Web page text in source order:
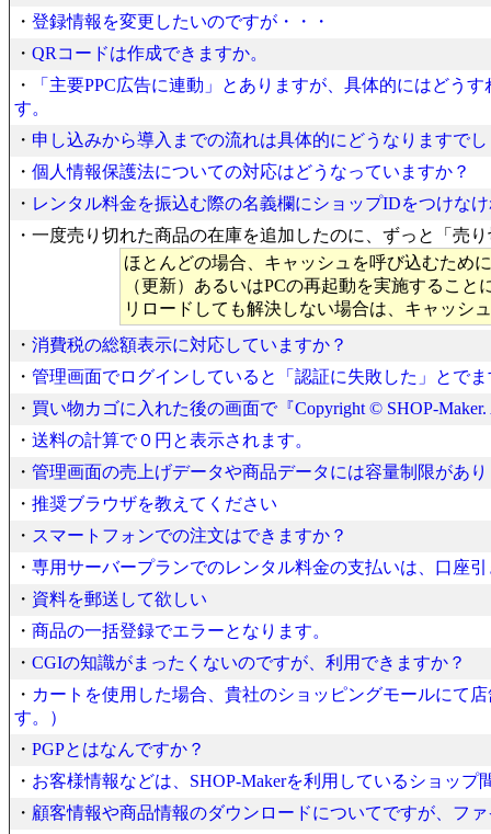
・ 登録情報を変更したいのですが・・・
・ QRコードは作成できますか。
・
「主要PPC広告に連動」とありますが、具体的にはどう
す。
・ 申し込みから導入までの流れは具体的にどうなりますで
・ 個人情報保護法についての対応はどうなっていますか？
・ レンタル料金を振込む際の名義欄にショップIDをつけな
・一度売り切れた商品の在庫を追加したのに、ずっと「売
ほとんどの場合、キャッシュを呼び込むため
（更新）あるいはPCの再起動を実施すること
リロードしても解決しない場合は、キャッシ
・ 消費税の総額表示に対応していますか？
・ 管理画面でログインしていると「認証に失敗した」とで
・ 買い物カゴに入れた後の画面で『Copyright © SHOP-
・ 送料の計算で０円と表示されます。
・ 管理画面の売上げデータや商品データには容量制限があ
・ 推奨ブラウザを教えてください
・ スマートフォンでの注文はできますか？
・ 専用サーバープランでのレンタル料金の支払いは、口座
・ 資料を郵送して欲しい
・ 商品の一括登録でエラーとなります。
・ CGIの知識がまったくないのですが、利用できますか？
・ カートを使用した場合、貴社のショッピングモールにて
す。）
・ PGPとはなんですか？
・ お客様情報などは、SHOP-Makerを利用しているショップ
・ 顧客情報や商品情報のダウンロードについてですが、フ